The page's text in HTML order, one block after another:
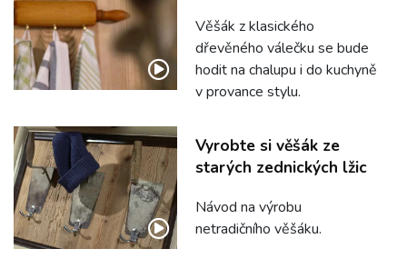
Věšák z klasického
dřevěného válečku se bude
hodit na chalupu i do kuchyně
v provance stylu.
Vyrobte si věšák ze
starých zednických lžic
Návod na výrobu
netradičního věšáku.